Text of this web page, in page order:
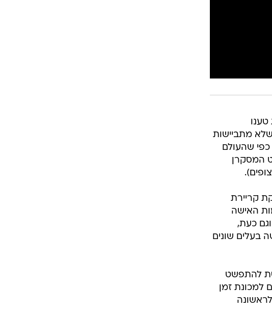
מתביישות
כפי שהעולם
המסקרן
האחרונות? השחקנית בת ה-58, מתחזקת קריירת
האישה
וגם כעת,
בעלים שונים
להתפשט
למכונת זמן